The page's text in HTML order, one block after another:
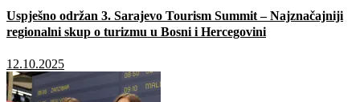
Uspješno održan 3. Sarajevo Tourism Summit – Najznačajniji
regionalni skup o turizmu u Bosni i Hercegovini
12.10.2025